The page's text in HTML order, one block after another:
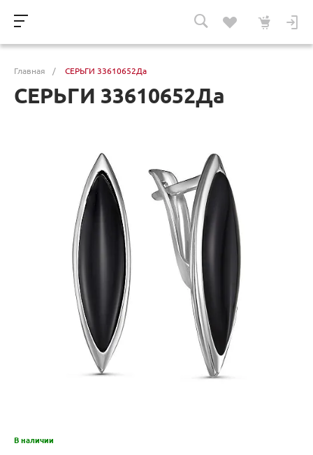
Главная / СЕРЬГИ 33610652Да
СЕРЬГИ 33610652Да
В наличии